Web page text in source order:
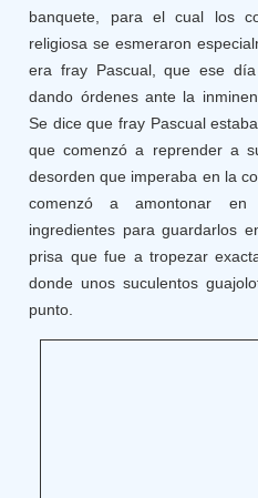
banquete, para el cual los
religiosa se esmeraron
era fray Pascual, que ese
dando órdenes ante la
Se dice que fray Pascual
que comenzó a reprender a
desorden que imperaba en la
comenzó a amontonar
ingredientes para guardarlos
prisa que fue a tropezar
donde unos suculentos
punto.